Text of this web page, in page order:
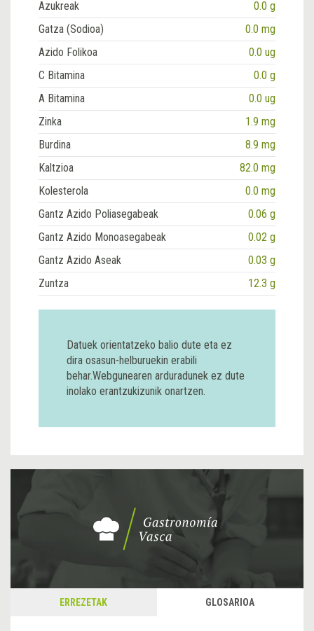
Azukreak
0.0 g
Gatza (Sodioa)
0.0 mg
Azido Folikoa
0.0 ug
C Bitamina
0.0 g
A Bitamina
0.0 ug
Zinka
1.9 mg
Burdina
8.9 mg
Kaltzioa
82.0 mg
Kolesterola
0.0 mg
Gantz Azido Poliasegabeak
0.06 g
Gantz Azido Monoasegabeak
0.02 g
Gantz Azido Aseak
0.03 g
Zuntza
12.3 g
Datuek orientatzeko balio dute eta ez
dira osasun-helburuekin erabili
behar.Webgunearen arduradunek ez dute
inolako erantzukizunik onartzen.
ERREZETAK GLOSARIOA